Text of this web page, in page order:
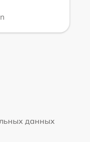
данных